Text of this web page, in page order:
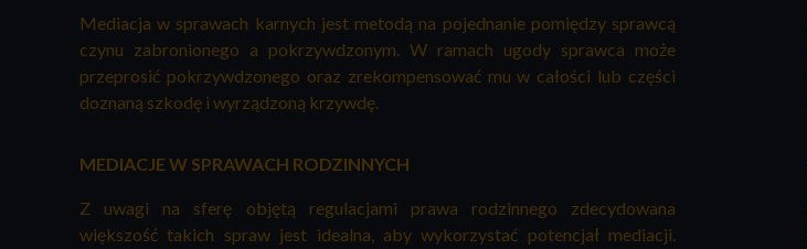
Mediacja w sprawach karnych jest metodą na pojednanie pomiędzy sprawcą
czynu zabronionego a pokrzywdzonym. W ramach ugody sprawca może
przeprosić pokrzywdzonego oraz zrekompensować mu w całości lub części
doznaną szkodę i wyrządzoną krzywdę.
Z uwagi na sferę objętą regulacjami prawa rodzinnego zdecydowana
większość takich spraw jest idealna, aby wykorzystać potencjał mediacji.
MEDIACJE W SPRAWACH RODZINNYCH